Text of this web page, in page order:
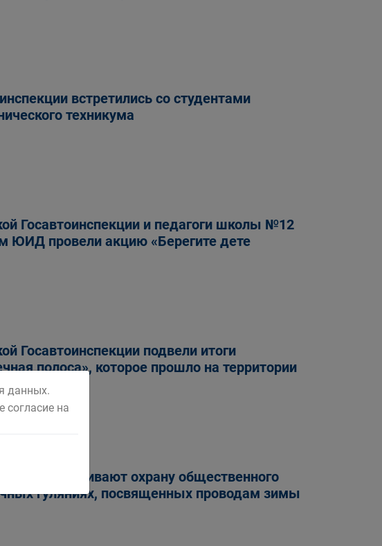
встретились со студентами
техникума
Госавтоинспекции и педагоги школы №12
ЮИД провели акцию «Берегите дете
Госавтоинспекции подвели итоги
полоса», которое прошло на территории
года.
обеспечивают охрану общественного
гуляниях, посвященных проводам зимы
данных.
согласие на